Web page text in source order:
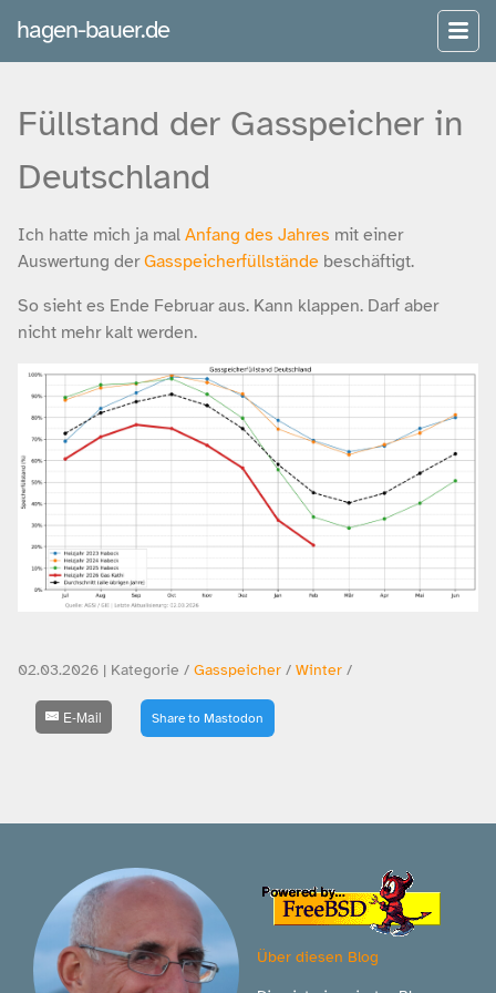
hagen-bauer.de
Füllstand der Gasspeicher in
Deutschland
Ich hatte mich ja mal Anfang des Jahres mit einer
Auswertung derGasspeicherfüllstände beschäftigt.
So sieht es Ende Februar aus. Kann klappen. Darf aber
nicht mehr kalt werden.
02.03.2026 | Kategorie / Gasspeicher / Winter /
E-Mail Share to Mastodon
Über diesen Blog